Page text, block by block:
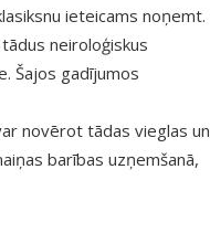
ieteicams noņemt.
neiroloģiskus
Šajos gadījumos
novērot tādas vieglas un
barības uzņemšanā,